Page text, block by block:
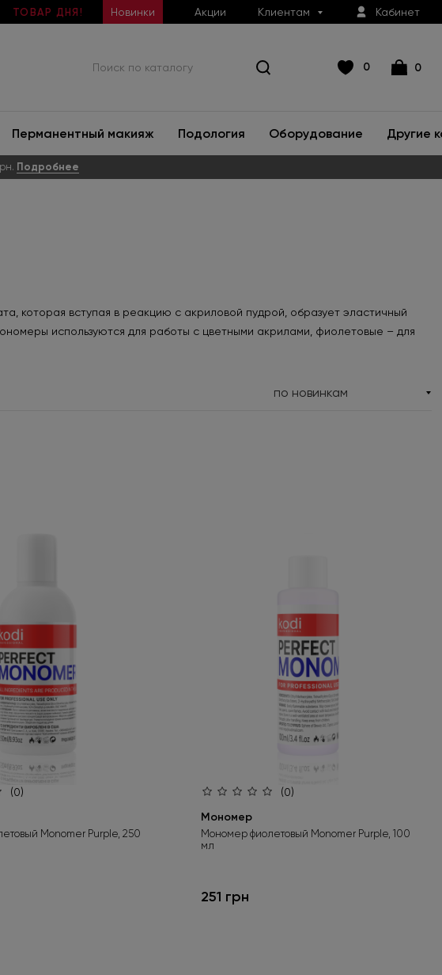
ТОВАР ДНЯ! Новинки Акции Клиентам Кабинет
0 0
Перманентный макияж Подология Оборудование Другие
Подробнее
которая вступая в реакцию с акриловой пудрой, образует эластичный
используются для работы с цветными акрилами, фиолетовые – для
по новинкам
(0)
Monomer Purple, 250
(0)
Мономер
Мономер фиолетовый Monomer Purple, 100
мл
251 грн